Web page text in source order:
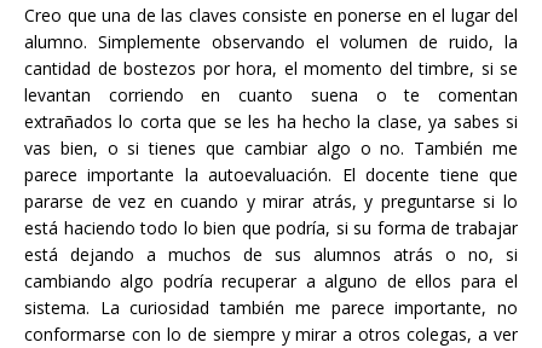
Creo que una de las claves consiste en ponerse en el lugar del
alumno. Simplemente observando el volumen de ruido, la
cantidad de bostezos por hora, el momento del timbre, si se
levantan corriendo en cuanto suena o te comentan
extrañados lo corta que se les ha hecho la clase, ya sabes si
vas bien, o si tienes que cambiar algo o no. También me
parece importante la autoevaluación. El docente tiene que
pararse de vez en cuando y mirar atrás, y preguntarse si lo
está haciendo todo lo bien que podría, si su forma de trabajar
está dejando a muchos de sus alumnos atrás o no, si
cambiando algo podría recuperar a alguno de ellos para el
sistema. La curiosidad también me parece importante, no
conformarse con lo de siempre y mirar a otros colegas, a ver